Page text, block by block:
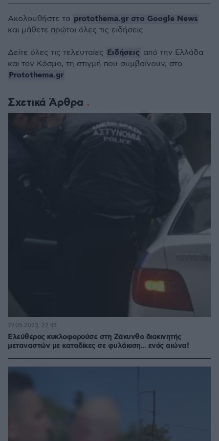
Σχετικά Άρθρα
Ελεύθερος κυκλοφορούσε στη Ζάκυνθο διακινητής
μεταναστών με καταδίκες σε φυλάκιση... ενός αιώνα!
27.05.2023, 22:45
Ακολουθήστε το protothema.gr στο Google News
και μάθετε πρώτοι όλες τις ειδήσεις
Δείτε όλες τις τελευταίες Ειδήσεις από την Ελλάδα
και τον Κόσμο, τη στιγμή που συμβαίνουν, στο
Protothema.gr